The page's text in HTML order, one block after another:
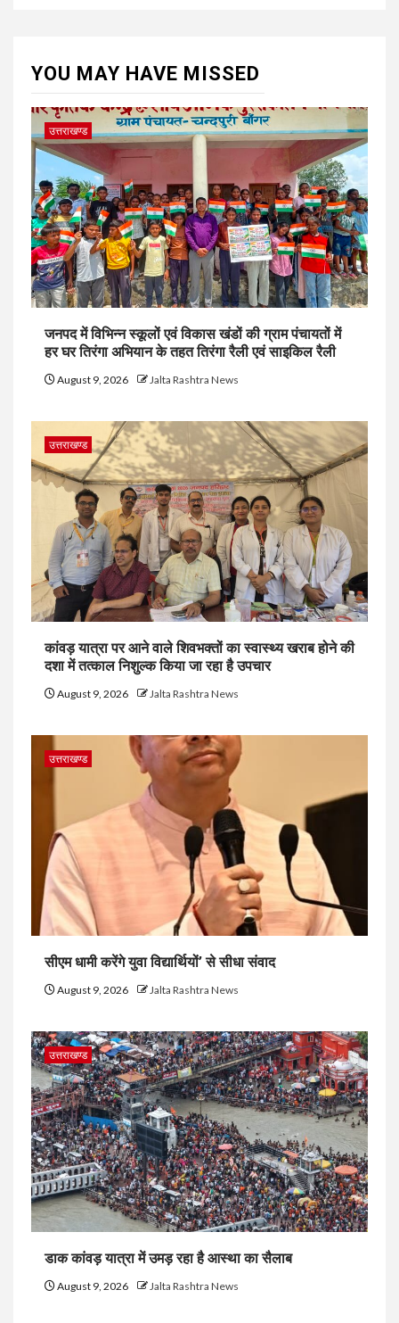
YOU MAY HAVE MISSED
उत्तराखण्ड
जनपद में विभिन्न स्कूलों एवं विकास खंडों की ग्राम पंचायतों में
हर घर तिरंगा अभियान के तहत तिरंगा रैली एवं साइकिल रैली
August 9, 2026 Jalta Rashtra News
उत्तराखण्ड
कांवड़ यात्रा पर आने वाले शिवभक्तों का स्वास्थ्य खराब होने की
दशा में तत्काल निशुल्क किया जा रहा है उपचार
August 9, 2026 Jalta Rashtra News
उत्तराखण्ड
सीएम धामी करेंगे युवा विद्यार्थियों’ से सीधा संवाद
August 9, 2026 Jalta Rashtra News
उत्तराखण्ड
डाक कांवड़ यात्रा में उमड़ रहा है आस्था का सैलाब
August 9, 2026 Jalta Rashtra News